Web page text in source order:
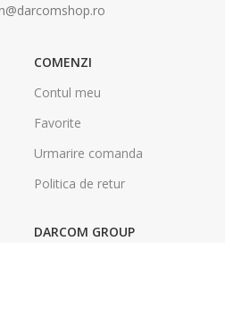
COMENZI
Contul meu
Favorite
Urmarire comanda
Politica de retur
DARCOM GROUP